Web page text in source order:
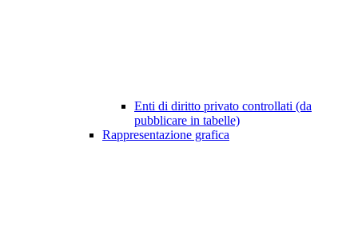
Enti di diritto privato controllati (da
pubblicare in tabelle)
Rappresentazione grafica